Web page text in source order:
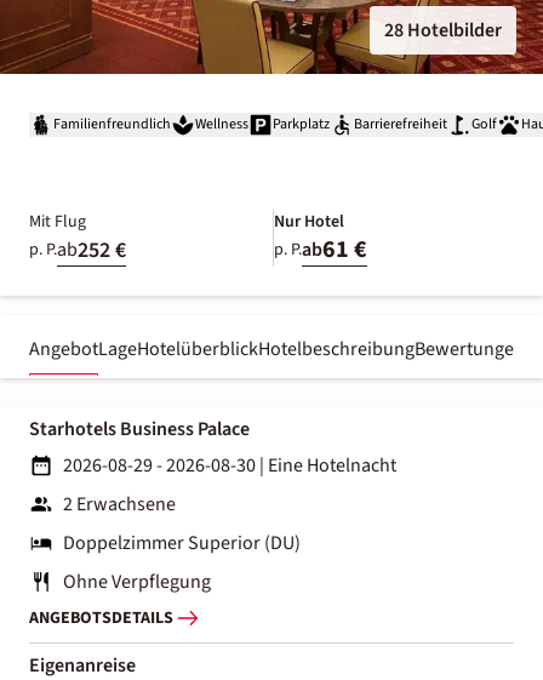
28 Hotelbilder
Familienfreundlich Wellness Parkplatz Barrierefreiheit Golf
Mit Flug
p. P.ab252 €
Nur Hotel
p. P.ab61 €
AngebotLageHotelüberblickHotelbeschreibungBewertungen
Starhotels Business Palace
2026-08-29 - 2026-08-30| Eine Hotelnacht
2 Erwachsene
Doppelzimmer Superior (DU)
Ohne Verpflegung
ANGEBOTSDETAILS
Eigenanreise